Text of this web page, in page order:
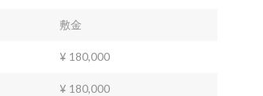
敷金
¥ 180,000
¥ 180,000